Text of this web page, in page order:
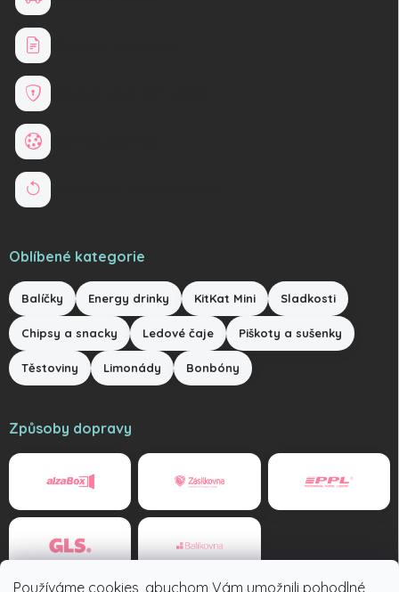
Používáme cookies, abychom Vám umožnili pohodlné
Oblíbené kategorie
Balíčky Energy drinky KitKat Mini Sladkosti
Chipsy a snacky Ledové čaje Piškoty a sušenky
Těstoviny Limonády Bonbóny
Způsoby dopravy